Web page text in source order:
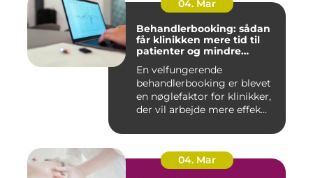
04. Mar
Behandlerbooking: sådan
får klinikken mere tid til
patienter og mindre
En velfungerende
behandlerbooking er blevet
en nøglefaktor for klinikker,
der vil arbejde mere effek...
04. Mar